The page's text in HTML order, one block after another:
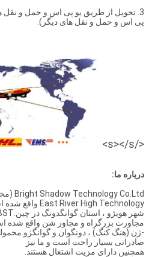
3. تحویل از طریق یو پی اس و حمل و نقل
پی اس و حمل و نقل های دیگر).
</s></s>
درباره ما:
East River High Technology واقع شده است ،
مجاورت بزرگراه و مجاور شن واقع شده
-ژن (هنگ کنگ) ، دونگوان و
صادراتی بسیار راحت است و ما نیز
همچنین دارای مزیت اشتغال هستند.